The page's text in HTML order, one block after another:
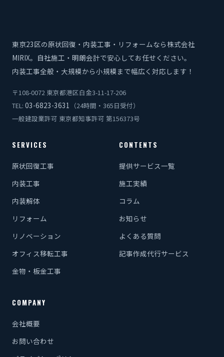
東京23区の原状回復・内装工事・リフォームなら株式会社
MIRIX。自社施工・明朗会計で安心してお任せください。
内装工事全般・大規模から小規模まで幅広く対応します！
〒108-0072 東京都港区白金3-11-17-206
TEL: 03-6823-3631
（24時間・365日受付）
一般建設業許可 東京都知事許可 第156373号
SERVICES
原状回復工事
内装工事
内装解体
リフォーム
リノベーション
オフィス移転工事
金物・板金工事
CONTENTS
提供サービス一覧
施工実績
コラム
お知らせ
よくある質問
記事作成代行サービス
COMPANY
会社概要
お問い合わせ